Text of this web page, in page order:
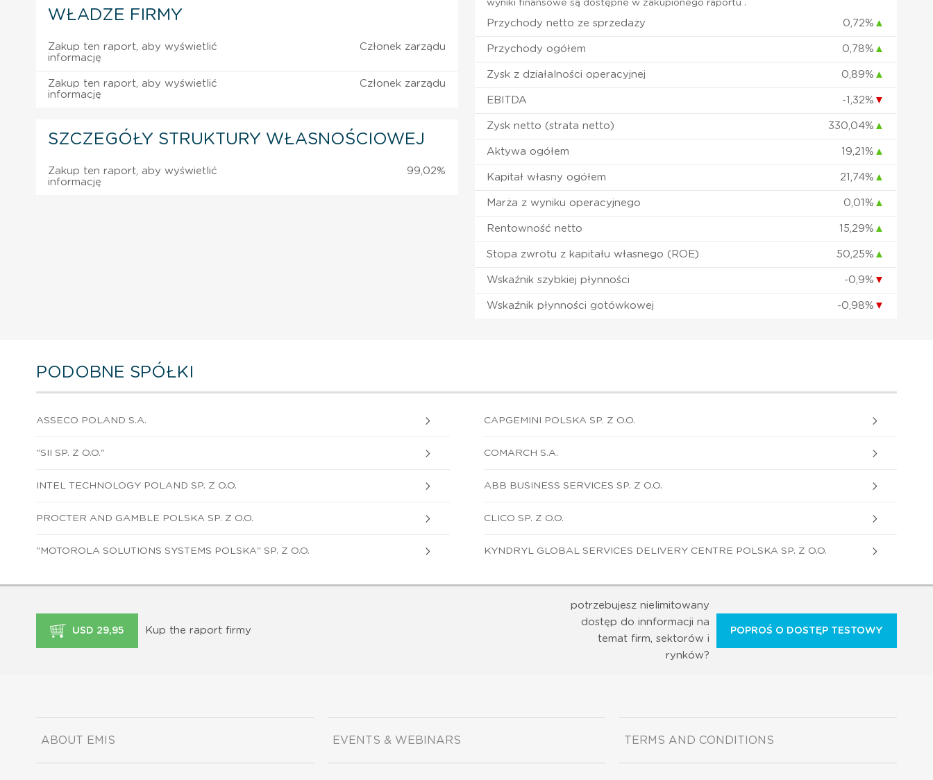
WŁADZE FIRMY
Zakup ten raport, aby wyświetlić
informację
Członek zarządu
Zakup ten raport, aby wyświetlić
informację
Członek zarządu
SZCZEGÓŁY STRUKTURY WŁASNOŚCIOWEJ
Zakup ten raport, aby wyświetlić
informację
99,02%
wyniki finansowe są dostępne w zakupionego raportu .
Przychody netto ze sprzedaży 0,72% ▲
Przychody ogółem 0,78% ▲
Zysk z działalności operacyjnej 0,89% ▲
EBITDA -1,32% ▼
Zysk netto (strata netto) 330,04% ▲
Aktywa ogółem 19,21% ▲
Kapitał własny ogółem 21,74% ▲
Marża z wyniku operacyjnego 0,01% ▲
Rentowność netto 15,29% ▲
Stopa zwrotu z kapitału własnego (ROE) 50,25% ▲
Wskaźnik szybkiej płynności -0,9% ▼
Wskaźnik płynności gotówkowej -0,98% ▼
PODOBNE SPÓŁKI
ASSECO POLAND S.A. CAPGEMINI POLSKA SP. Z O.O.
"SII SP. Z O.O." COMARCH S.A.
INTEL TECHNOLOGY POLAND SP. Z O.O. ABB BUSINESS SERVICES SP. Z O.O.
PROCTER AND GAMBLE POLSKA SP. Z O.O. CLICO SP. Z O.O.
"MOTOROLA SOLUTIONS SYSTEMS POLSKA" SP. Z O.O. KYNDRYL GLOBAL SERVICES DELIVERY CENTRE POLSKA SP. Z O.O.
USD 29,95 Kup the raport firmy
potrzebujesz nielimitowany
dostęp do innformacji na
temat firm, sektorów i
rynków?
POPROŚ O DOSTĘP TESTOWY
ABOUT EMIS EVENTS & WEBINARS TERMS AND CONDITIONS